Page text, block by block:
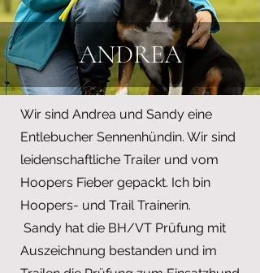
ANDREA
Wir sind Andrea und Sandy eine
Entlebucher Sennenhündin. Wir sind
leidenschaftliche Trailer und vom
Hoopers Fieber gepackt. Ich bin
Hoopers- und Trail Trainerin.
Sandy hat die BH/VT Prüfung mit
Auszeichnung bestanden und im